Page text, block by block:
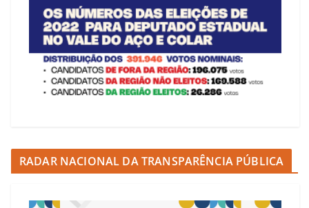
RADAR NACIONAL DA TRANSPARÊNCIA PÚBLICA